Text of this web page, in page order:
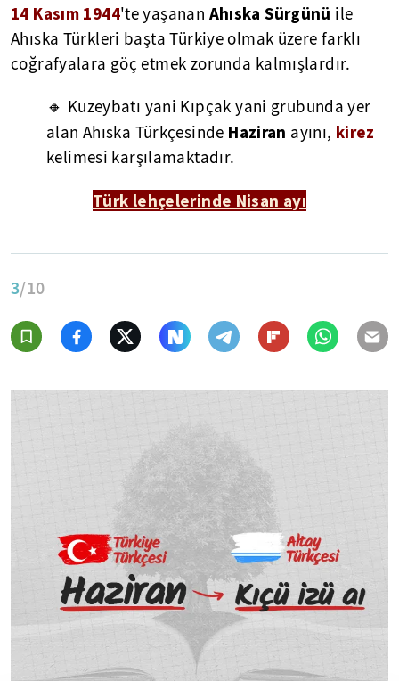
14 Kasım 1944'te yaşanan Ahıska Sürgünü ile
Ahıska Türkleri başta Türkiye olmak üzere farklı
coğrafyalara göç etmek zorunda kalmışlardır.
🔸 Kuzeybatı yani Kıpçak yani grubunda yer
alan Ahıska Türkçesinde Haziran ayını, kirez
kelimesi karşılamaktadır.
Türk lehçelerinde Nisan ayı
3/10